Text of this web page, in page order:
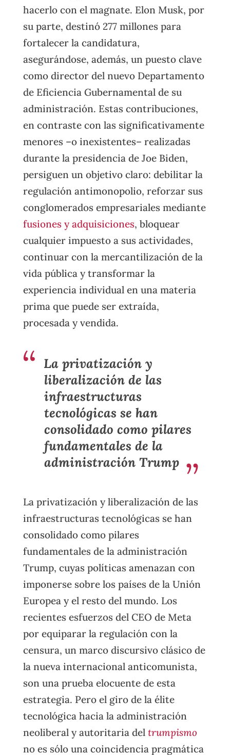
hacerlo con el magnate. Elon Musk, por
su parte, destinó 277 millones para
fortalecer la candidatura,
asegurándose, además, un puesto clave
como director del nuevo Departamento
de Eficiencia Gubernamental de su
administración. Estas contribuciones,
en contraste con las significativamente
menores –o inexistentes– realizadas
durante la presidencia de Joe Biden,
persiguen un objetivo claro: debilitar la
regulación antimonopolio, reforzar sus
conglomerados empresariales mediante
fusiones y adquisiciones, bloquear
cualquier impuesto a sus actividades,
continuar con la mercantilización de la
vida pública y transformar la
experiencia individual en una materia
prima que puede ser extraída,
procesada y vendida.
La privatización y
liberalización de las
infraestructuras
tecnológicas se han
consolidado como pilares
fundamentales de la
administración Trump
La privatización y liberalización de las
infraestructuras tecnológicas se han
consolidado como pilares
fundamentales de la administración
Trump, cuyas políticas amenazan con
imponerse sobre los países de la Unión
Europea y el resto del mundo. Los
recientes esfuerzos del CEO de Meta
por equiparar la regulación con la
censura, un marco discursivo clásico de
la nueva internacional anticomunista,
son una prueba elocuente de esta
estrategia. Pero el giro de la élite
tecnológica hacia la administración
neoliberal y autoritaria del trumpismo
no es sólo una coincidencia pragmática